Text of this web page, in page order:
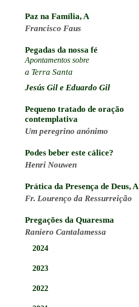
Paz na Família, A
Francisco Faus
Pegadas da nossa fé
Apontamentos sobre
a Terra Santa
Jesús Gil e Eduardo Gil
Pequeno tratado de oração
contemplativa
Um peregrino anónimo
Podes beber este cálice?
Henri Nouwen
Prática da Presença de Deus, A
Fr. Lourenço da Ressurreição
Pregações da Quaresma
Raniero Cantalamessa
2024
2023
2022